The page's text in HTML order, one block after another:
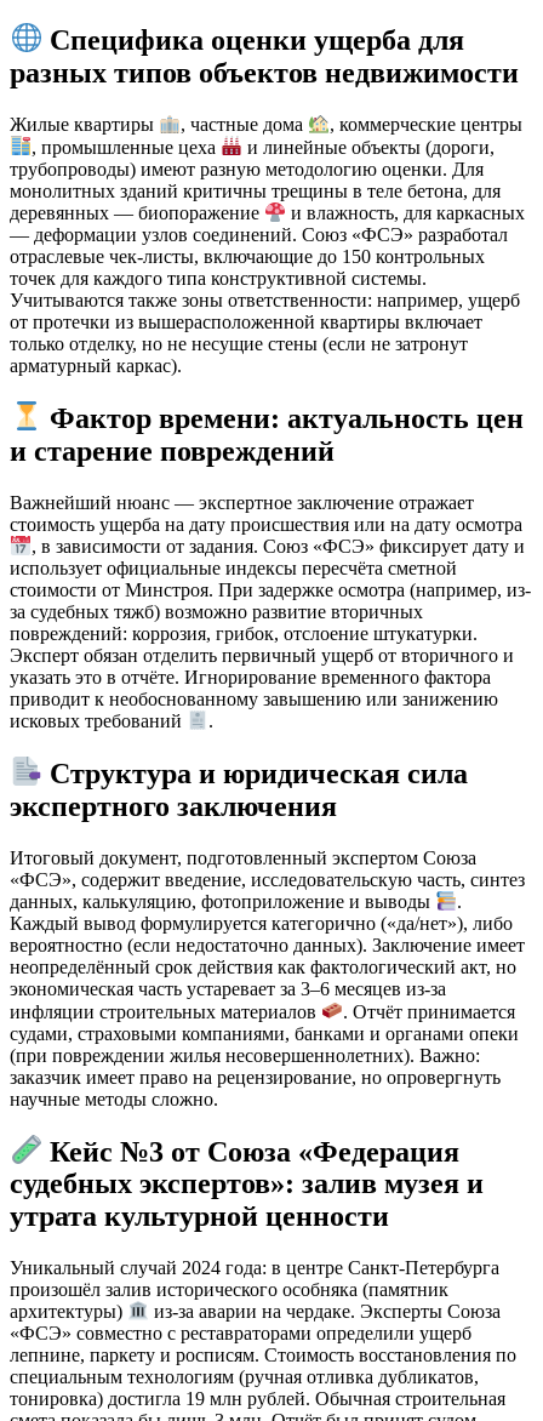
Специфика оценки ущерба для
разных типов объектов недвижимости
Жилые квартиры , частные дома
, коммерческие центры
, промышленные цеха
и линейные объекты (дороги,
трубопроводы) имеют разную методологию оценки. Для
монолитных зданий критичны трещины в теле бетона, для
деревянных — биопоражение
и влажность, для каркасных
— деформации узлов соединений. Союз «ФСЭ» разработал
отраслевые чек-листы, включающие до 150 контрольных
точек для каждого типа конструктивной системы.
Учитываются также зоны ответственности: например, ущерб
от протечки из вышерасположенной квартиры включает
только отделку, но не несущие стены (если не затронут
арматурный каркас).
Фактор времени: актуальность цен
и старение повреждений
Важнейший нюанс — экспертное заключение отражает
стоимость ущерба на дату происшествия или на дату осмотра
, в зависимости от задания. Союз «ФСЭ» фиксирует дату и
использует официальные индексы пересчёта сметной
стоимости от Минстроя. При задержке осмотра (например, из-
за судебных тяжб) возможно развитие вторичных
повреждений: коррозия, грибок, отслоение штукатурки.
Эксперт обязан отделить первичный ущерб от вторичного и
указать это в отчёте. Игнорирование временного фактора
приводит к необоснованному завышению или занижению
исковых требований
.
Структура и юридическая сила
экспертного заключения
Итоговый документ, подготовленный экспертом Союза
«ФСЭ», содержит введение, исследовательскую часть, синтез
данных, калькуляцию, фотоприложение и выводы
.
Каждый вывод формулируется категорично («да/нет»), либо
вероятностно (если недостаточно данных). Заключение имеет
неопределённый срок действия как фактологический акт, но
экономическая часть устаревает за 3–6 месяцев из-за
инфляции строительных материалов
. Отчёт принимается
судами, страховыми компаниями, банками и органами опеки
(при повреждении жилья несовершеннолетних). Важно:
заказчик имеет право на рецензирование, но опровергнуть
научные методы сложно.
Кейс №3 от Союза «Федерация
судебных экспертов»: залив музея и
утрата культурной ценности
Уникальный случай 2024 года: в центре Санкт-Петербурга
произошёл залив исторического особняка (памятник
архитектуры)
из-за аварии на чердаке. Эксперты Союза
«ФСЭ» совместно с реставраторами определили ущерб
лепнине, паркету и росписям. Стоимость восстановления по
специальным технологиям (ручная отливка дубликатов,
тонировка) достигла 19 млн рублей. Обычная строительная